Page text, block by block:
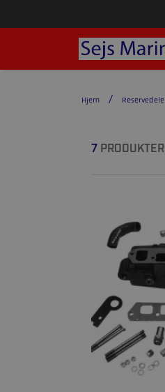
Hjem Reservedele
7PRODUKTER